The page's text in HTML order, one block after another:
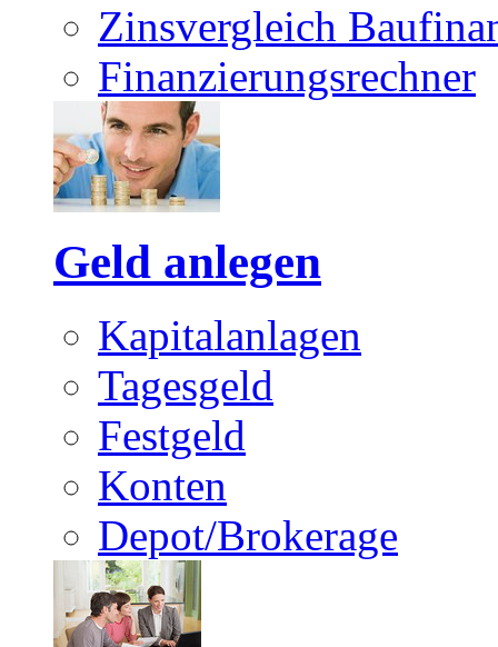
Zinsvergleich
Finanzierungsrechner
Geld anlegen
Kapitalanlagen
Tagesgeld
Festgeld
Konten
Depot/Brokerage